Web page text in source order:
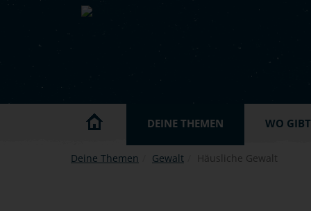
Skip to main content
DEINE THEMEN WO
Deine Themen Gewalt Häusliche Gewalt